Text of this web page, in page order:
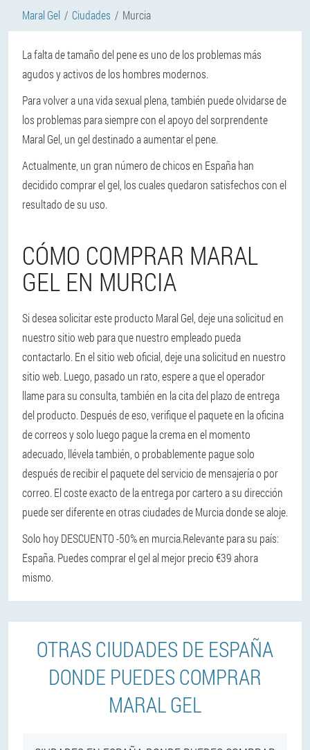
Maral Gel Ciudades Murcia
La falta de tamaño del pene es uno de los problemas más
agudos y activos de los hombres modernos.
Para volver a una vida sexual plena, también puede olvidarse de
los problemas para siempre con el apoyo del sorprendente
Maral Gel, un gel destinado a aumentar el pene.
Actualmente, un gran número de chicos en España han
decidido comprar el gel, los cuales quedaron satisfechos con el
resultado de su uso.
CÓMO COMPRAR MARAL
GEL EN MURCIA
Si desea solicitar este producto Maral Gel, deje una solicitud en
nuestro sitio web para que nuestro empleado pueda
contactarlo. En el sitio web oficial, deje una solicitud en nuestro
sitio web. Luego, pasado un rato, espere a que el operador
llame para su consulta, también en la cita del plazo de entrega
del producto. Después de eso, verifique el paquete en la oficina
de correos y solo luego pague la crema en el momento
adecuado, llévela también, o probablemente pague solo
después de recibir el paquete del servicio de mensajería o por
correo. El coste exacto de la entrega por cartero a su dirección
puede ser diferente en otras ciudades de Murcia donde se aloje.
Solo hoy DESCUENTO -50% en murcia.Relevante para su país:
España. Puedes comprar el gel al mejor precio €39 ahora
mismo.
OTRAS CIUDADES DE ESPAÑA
DONDE PUEDES COMPRAR
MARAL GEL